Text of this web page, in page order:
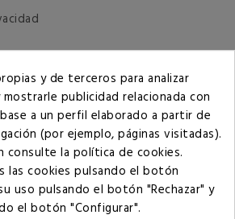
y de terceros para analizar
publicidad relacionada con
a un perfil elaborado a partir de
(por ejemplo, páginas visitadas).
consulte la política de cookies.
las cookies pulsando el botón
uso pulsando el botón "Rechazar" y
el botón "Configurar".